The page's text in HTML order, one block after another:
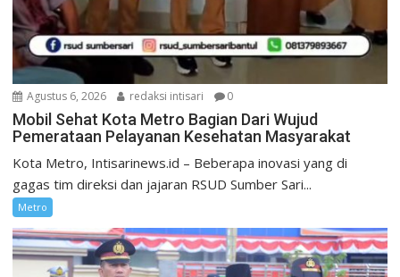
Agustus 6, 2026 redaksi intisari 0
Mobil Sehat Kota Metro Bagian Dari Wujud
Pemerataan Pelayanan Kesehatan Masyarakat
Kota Metro, Intisarinews.id – Beberapa inovasi yang di
gagas tim direksi dan jajaran RSUD Sumber Sari...
Metro